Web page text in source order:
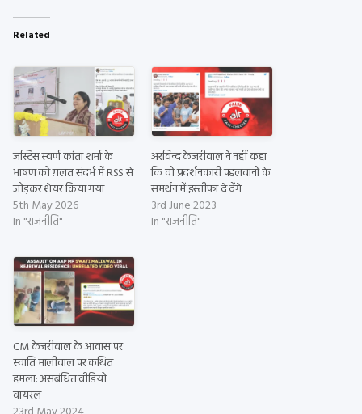
Related
जस्टिस स्वर्ण कांता शर्मा के
भाषण को ग़लत संदर्भ में RSS से
जोड़कर शेयर किया गया
5th May 2026
In "राजनीति"
अरविन्द केजरीवाल ने नहीं कहा
कि वो प्रदर्शनकारी पहलवानों के
समर्थन में इस्तीफा दे देंगे
3rd June 2023
In "राजनीति"
CM केजरीवाल के आवास पर
स्वाति मालीवाल पर कथित
हमला: असंबंधित वीडियो
वायरल